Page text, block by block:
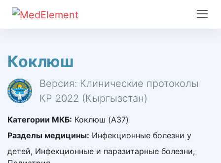
Коклюш
Версия: Клинические протоколы
КР 2022 (Кыргызстан)
Категории МКБ: Коклюш (A37)
Разделы медицины: Инфекционные болезни у
детей, Инфекционные и паразитарные болезни,